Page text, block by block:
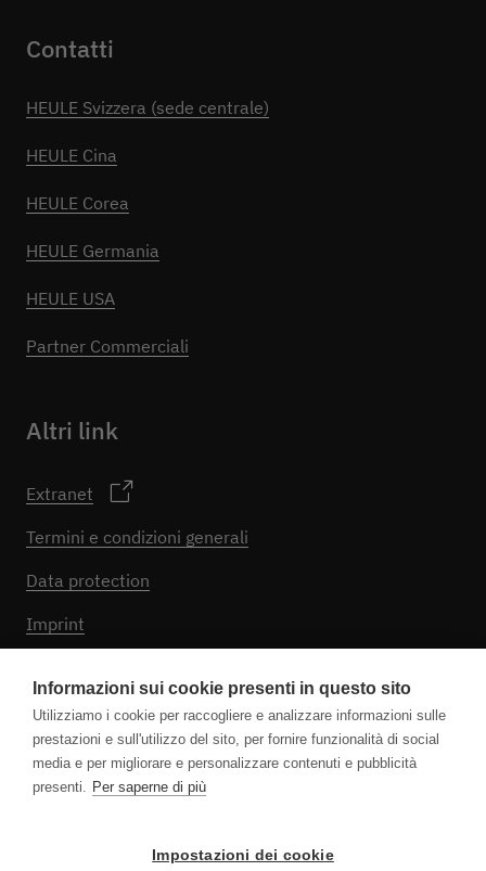
Contatti
HEULE Svizzera (sede centrale)
HEULE Cina
HEULE Corea
HEULE Germania
HEULE USA
Partner Commerciali
Altri link
Extranet
Termini e condizioni generali
Data protection
Imprint
Seguici
Informazioni sui cookie presenti in questo sito
Utilizziamo i cookie per raccogliere e analizzare informazioni sulle
prestazioni e sull'utilizzo del sito, per fornire funzionalità di social
media e per migliorare e personalizzare contenuti e pubblicità
presenti. Per saperne di più
Impostazioni dei cookie